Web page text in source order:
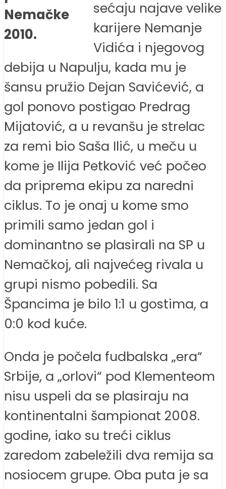
Nemačke
2010.
sećaju najave velike
karijere Nemanje
Vidića i njegovog
debija u Napulju, kada mu je
šansu pružio Dejan Savićević, a
gol ponovo postigao Predrag
Mijatović, a u revanšu je strelac
za remi bio Saša Ilić, u meču u
kome je Ilija Petković već počeo
da priprema ekipu za naredni
ciklus. To je onaj u kome smo
primili samo jedan gol i
dominantno se plasirali na SP u
Nemačkoj, ali najvećeg rivala u
grupi nismo pobedili. Sa
Špancima je bilo 1:1 u gostima, a
0:0 kod kuće.
Onda je počela fudbalska „era“
Srbije, a „orlovi“ pod Klementeom
nisu uspeli da se plasiraju na
kontinentalni šampionat 2008.
godine, iako su treći ciklus
zaredom zabeležili dva remija sa
nosiocem grupe. Oba puta je sa